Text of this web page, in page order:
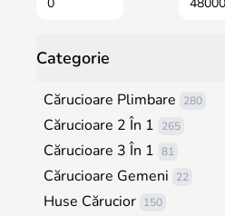
Categorie
Cărucioare Plimbare 280
Cărucioare 2 În 1 265
Cărucioare 3 În 1 81
Cărucioare Gemeni 22
Huse Cărucior 150